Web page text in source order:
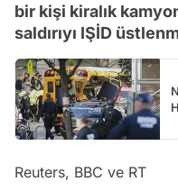
bir kişi kiralık
saldırıyı IŞİD
Reuters, BBC ve RT